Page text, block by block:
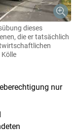
dieses
die er tatsächlich
nur